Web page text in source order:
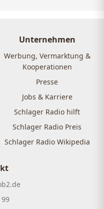
Unternehmen
Werbung, Vermarktung &
Kooperationen
Presse
Jobs & Karriere
Schlager Radio hilft
Schlager Radio Preis
Schlager Radio Wikipedia